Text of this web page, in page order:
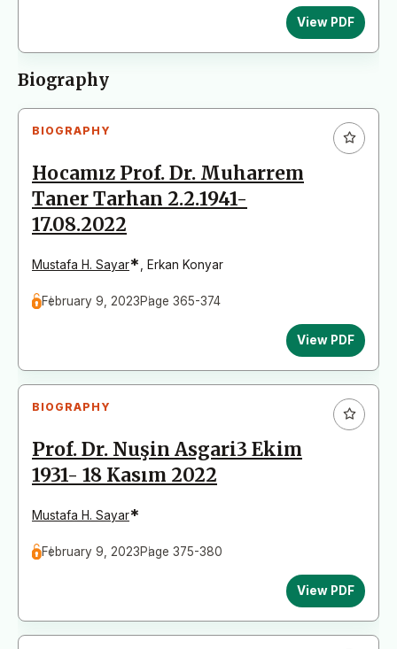
View PDF
Biography
BIOGRAPHY
Hocamız Prof. Dr. Muharrem
Taner Tarhan 2.2.1941-
17.08.2022
Mustafa H. Sayar* Erkan Konyar
February 9, 2023Page 365-374
View PDF
BIOGRAPHY
Prof. Dr. Nuşin Asgari3 Ekim
1931- 18 Kasım 2022
Mustafa H. Sayar*
February 9, 2023Page 375-380
View PDF